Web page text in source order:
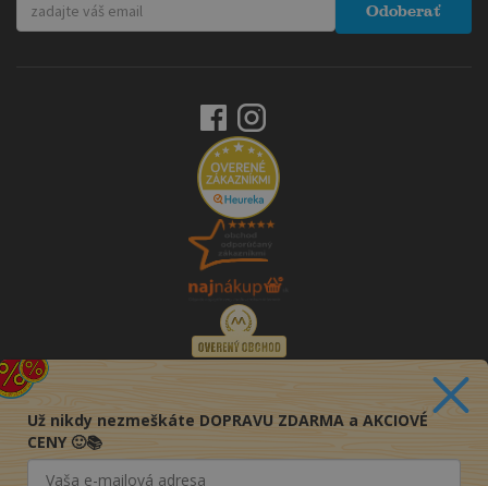
Odoberať
Už nikdy nezmeškáte DOPRAVU ZDARMA a AKCIOVÉ
CENY 🙂📚